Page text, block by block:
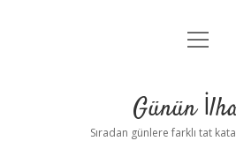
Anasayfa
Yasal Uyarı
menüyü
Günün
Sıradan günlere farklı tat